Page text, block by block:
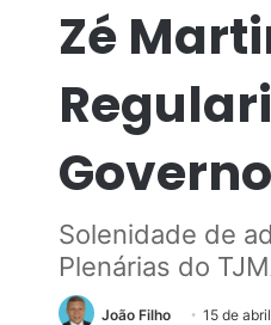
Zé
Solenidade de
Plenárias do
João Filho 15 de